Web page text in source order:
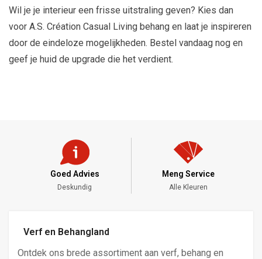
Wil je je interieur een frisse uitstraling geven? Kies dan
voor A.S. Création Casual Living behang en laat je inspireren
door de eindeloze mogelijkheden. Bestel vandaag nog en
geef je huid de upgrade die het verdient.
Goed Advies
Deskundig
Meng Service
Alle Kleuren
Verf en Behangland
Ontdek ons brede assortiment aan verf, behang en